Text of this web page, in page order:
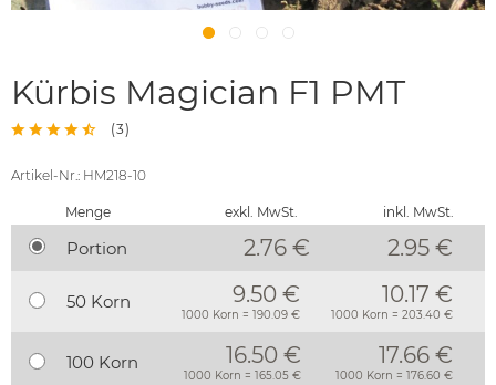
Kürbis Magician F1 PMT
(3)
Artikel-Nr.: HM218-10
Menge exkl. MwSt. inkl. MwSt.
Portion 2.76 € 2.95 €
50 Korn 9.50 €
1000 Korn = 190.09 €
10.17 €
1000 Korn = 203.40 €
100 Korn 16.50 €
1000 Korn = 165.05 €
17.66 €
1000 Korn = 176.60 €